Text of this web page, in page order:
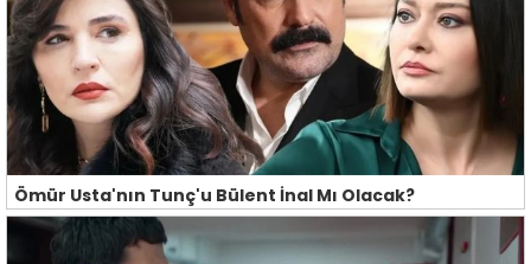
Ömür Usta'nın Tunç'u Bülent İnal Mı Olacak?